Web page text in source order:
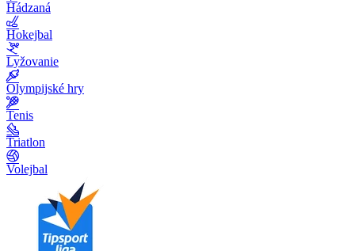
Hádzaná
Hokejbal
Lyžovanie
Olympijské hry
Tenis
Triatlon
Volejbal